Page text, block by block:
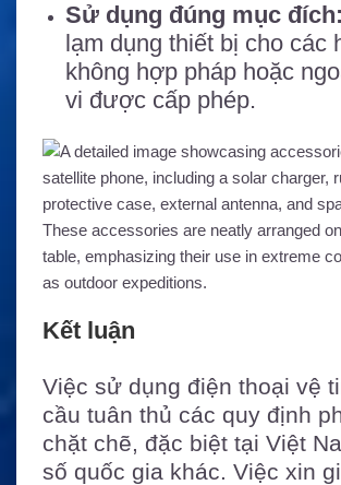
Sử dụng đúng mục đích:
lạm dụng thiết bị cho các
không hợp pháp hoặc
vi được cấp phép.
Kết luận
Việc sử dụng điện thoại vệ
cầu tuân thủ các quy định
chặt chẽ, đặc biệt tại Việt
số quốc gia khác. Việc xin